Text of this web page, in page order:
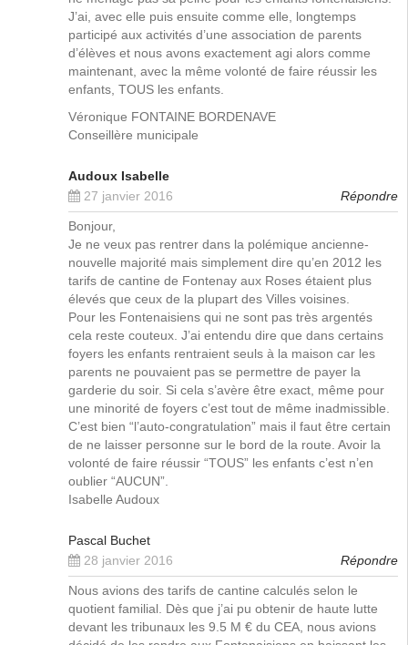
J’ai, avec elle puis ensuite comme elle, longtemps
participé aux activités d’une association de parents
d’élèves et nous avons exactement agi alors comme
maintenant, avec la même volonté de faire réussir les
enfants, TOUS les enfants.
Véronique FONTAINE BORDENAVE
Conseillère municipale
Audoux Isabelle
27 janvier 2016
Répondre
Bonjour,
Je ne veux pas rentrer dans la polémique ancienne-
nouvelle majorité mais simplement dire qu’en 2012 les
tarifs de cantine de Fontenay aux Roses étaient plus
élevés que ceux de la plupart des Villes voisines.
Pour les Fontenaisiens qui ne sont pas très argentés
cela reste couteux. J’ai entendu dire que dans certains
foyers les enfants rentraient seuls à la maison car les
parents ne pouvaient pas se permettre de payer la
garderie du soir. Si cela s’avère être exact, même pour
une minorité de foyers c’est tout de même inadmissible.
C’est bien “l’auto-congratulation” mais il faut être certain
de ne laisser personne sur le bord de la route. Avoir la
volonté de faire réussir “TOUS” les enfants c’est n’en
oublier “AUCUN”.
Isabelle Audoux
Pascal Buchet
28 janvier 2016
Répondre
Nous avions des tarifs de cantine calculés selon le
quotient familial. Dès que j’ai pu obtenir de haute lutte
devant les tribunaux les 9.5 M € du CEA, nous avions